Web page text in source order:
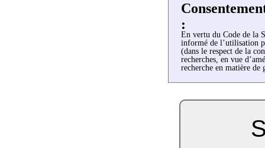
:
En vertu du Code de la
informé de l’utilisation
(dans le respect de la
recherches, en vue
recherche en matière de